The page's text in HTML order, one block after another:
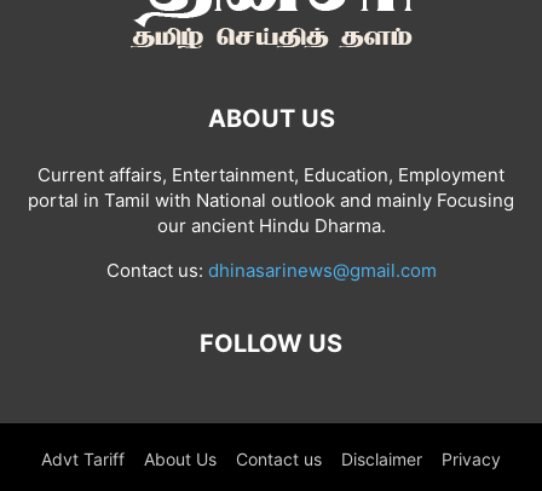
ABOUT US
Current affairs, Entertainment, Education, Employment
portal in Tamil with National outlook and mainly Focusing
our ancient Hindu Dharma.
Contact us: dhinasarinews@gmail.com
FOLLOW US
Advt Tariff About Us Contact us Disclaimer Privacy